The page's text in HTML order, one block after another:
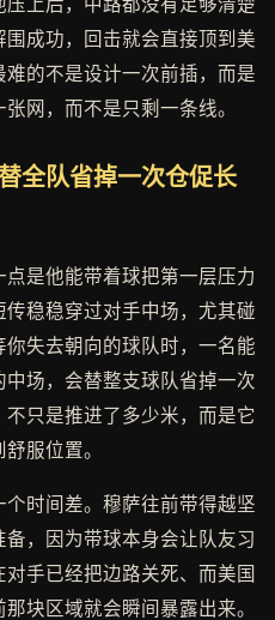
成功，回击就会直接顶到美
的不是设计一次前插，而是
网，而不是只剩一条线。
全队省掉一次仓促长
是他能带着球把第一层压力
稳稳穿过对手中场，尤其碰
失去朝向的球队时，一名能
场，会替整支球队省掉一次
只是推进了多少米，而是它
服位置。
时间差。穆萨往前带得越坚
，因为带球本身会让队友习
手已经把边路关死、而美国
块区域就会瞬间暴露出来。